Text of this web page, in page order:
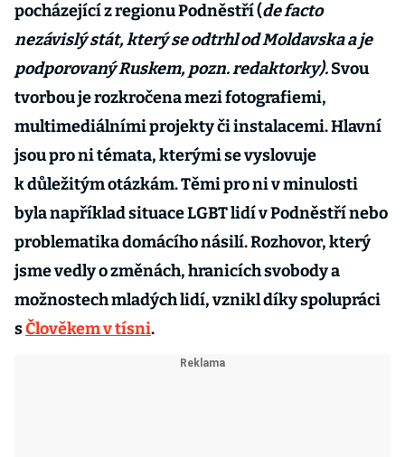
pocházející z regionu Podněstří (de facto
nezávislý stát, který se odtrhl od Moldavska a je
podporovaný Ruskem, pozn. redaktorky).Svou
tvorbou je rozkročena mezi fotografiemi,
multimediálními projekty či instalacemi. Hlavní
jsou pro ni témata, kterými se vyslovuje
k důležitým otázkám. Těmi pro ni v minulosti
byla například situace LGBT lidí v Podněstří nebo
problematika domácího násilí. Rozhovor, který
jsme vedly o změnách, hranicích svobody a
možnostech mladých lidí, vznikl díky spolupráci
sČlověkem v tísni.